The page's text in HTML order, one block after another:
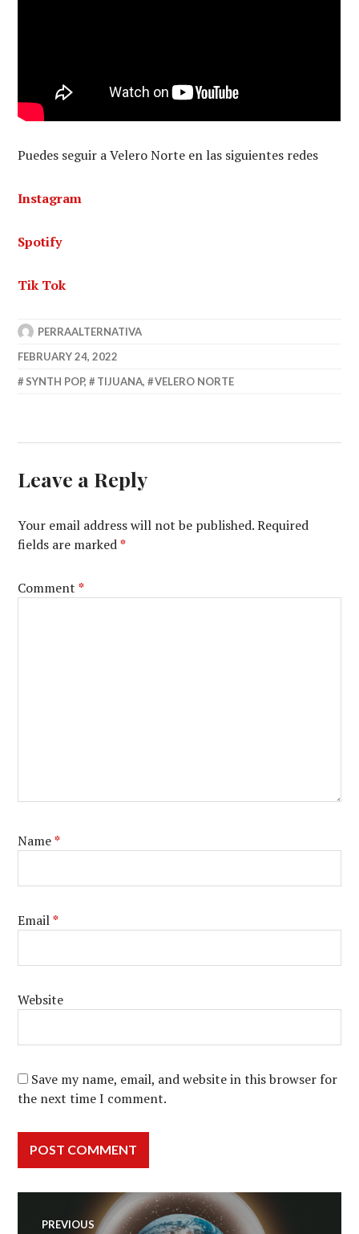
Puedes seguir a Velero Norte en las siguientes redes
Instagram
Spotify
Tik Tok
PERRAALTERNATIVA
FEBRUARY 24, 2022
SYNTH POP, TIJUANA, VELERO NORTE
Leave a Reply
Your email address will not be published. Required
fields are marked*
Comment*
Name*
Email*
Website
Save my name, email, and website in this browser for
the next time I comment.
Post
PREVIOUS